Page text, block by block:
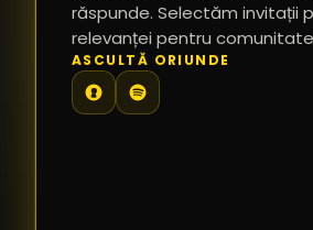
răspunde. Selectăm invitații
relevanței pentru
ASCULTĂ ORIUNDE